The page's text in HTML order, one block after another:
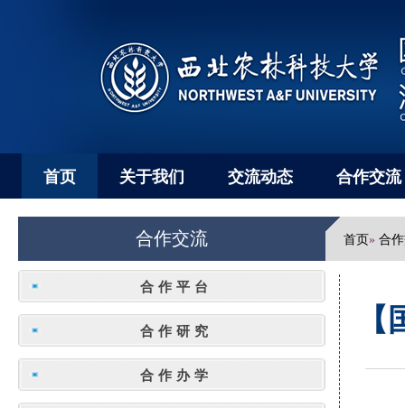
首页 关于我们 交流动态 合作交流
合作交流 首页» 合
合作平台
合作研究
合作办学